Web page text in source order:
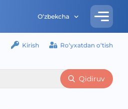
O‘zbekcha
Kirish Ro‘yxatdan o‘tish
Qidiruv